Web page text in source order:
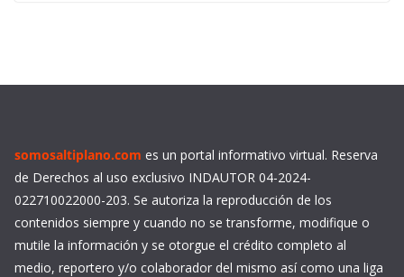
somosaltiplano.com es un portal informativo virtual. Reserva
de Derechos al uso exclusivo INDAUTOR 04-2024-
022710022000-203. Se autoriza la reproducción de los
contenidos siempre y cuando no se transforme, modifique o
mutile la información y se otorgue el crédito completo al
medio, reportero y/o colaborador del mismo así como una liga